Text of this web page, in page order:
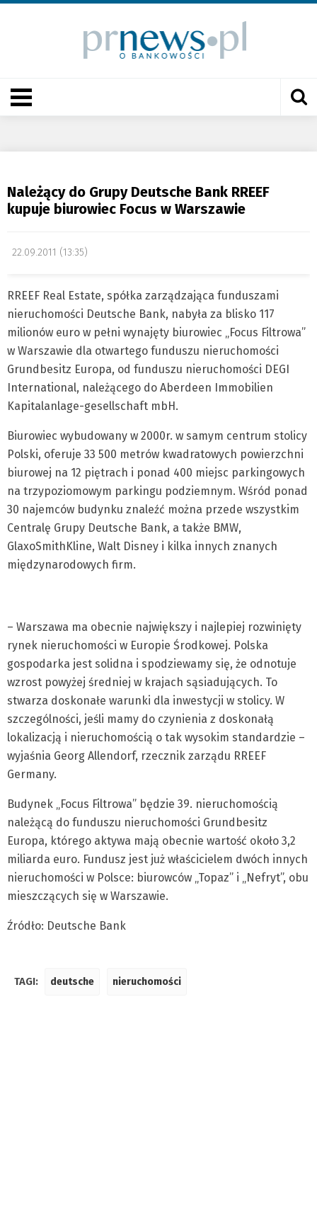
Należący do Grupy Deutsche Bank RREEF
kupuje biurowiec Focus w Warszawie
22.09.2011 (13:35)
RREEF Real Estate, spółka zarządzająca funduszami
nieruchomości Deutsche Bank, nabyła za blisko 117
milionów euro w pełni wynajęty biurowiec „Focus Filtrowa”
w Warszawie dla otwartego funduszu nieruchomości
Grundbesitz Europa, od funduszu nieruchomości DEGI
International, należącego do Aberdeen Immobilien
Kapitalanlage-gesellschaft mbH.
Biurowiec wybudowany w 2000r. w samym centrum stolicy
Polski, oferuje 33 500 metrów kwadratowych powierzchni
biurowej na 12 piętrach i ponad 400 miejsc parkingowych
na trzypoziomowym parkingu podziemnym. Wśród ponad
30 najemców budynku znaleźć można przede wszystkim
Centralę Grupy Deutsche Bank, a także BMW,
GlaxoSmithKline, Walt Disney i kilka innych znanych
międzynarodowych firm.
– Warszawa ma obecnie największy i najlepiej rozwinięty
rynek nieruchomości w Europie Środkowej. Polska
gospodarka jest solidna i spodziewamy się, że odnotuje
wzrost powyżej średniej w krajach sąsiadujących. To
stwarza doskonałe warunki dla inwestycji w stolicy. W
szczególności, jeśli mamy do czynienia z doskonałą
lokalizacją i nieruchomością o tak wysokim standardzie –
wyjaśnia Georg Allendorf, rzecznik zarządu RREEF
Germany.
Budynek „Focus Filtrowa” będzie 39. nieruchomością
należącą do funduszu nieruchomości Grundbesitz
Europa, którego aktywa mają obecnie wartość około 3,2
miliarda euro. Fundusz jest już właścicielem dwóch innych
nieruchomości w Polsce: biurowców „Topaz” i „Nefryt”, obu
mieszczących się w Warszawie.
Źródło: Deutsche Bank
TAGI: deutsche nieruchomości